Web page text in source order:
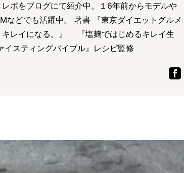
ポをブログにて紹介中。１6年前からモデルや
などでも活躍中。 著書 『東京ダイエットグルメ
キレイになる。』 『塩麹ではじめるキレイ生
スティングバイブル』レシピ監修